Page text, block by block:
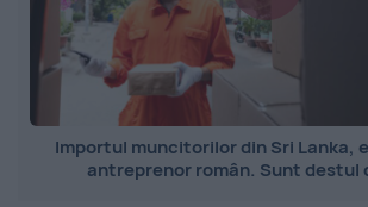
Importul muncitorilor din Sri Lanka,
antreprenor român. Sunt destul